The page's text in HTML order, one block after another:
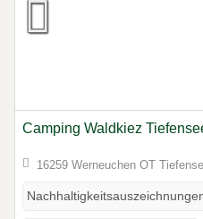
Camping Waldkiez
16259 Werneuchen OT